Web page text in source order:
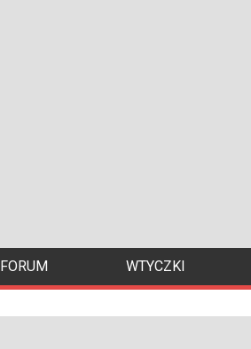
FORUM WTYCZKI